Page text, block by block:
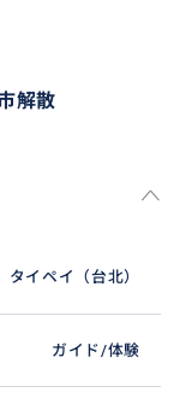
「非日常」を
を満喫 ※現地
解散
タイペイ（台北）
ガイド/体験